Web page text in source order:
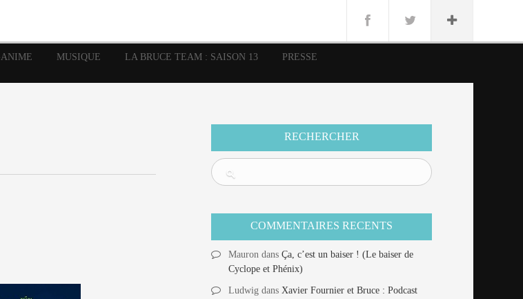
MUSIQUE LA BRUCE TEAM : SAISON 13 PRESSE
RECHERCHER
COMMENTAIRES RECENTS
Mauron dansÇa, c’est un baiser ! (Le baiser de
Cyclope et Phénix)
Ludwig dansXavier Fournier et Bruce : Podcast
Mangas Marvel Mattie boy Musique
Panini Présence
Punisher Rock Semic Special Guest Spidey Superman